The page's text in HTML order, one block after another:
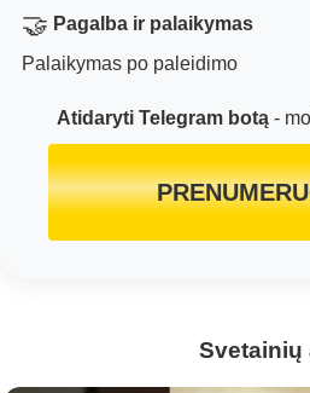
🤝 Pagalba ir palaikymas
Palaikymas po paleidimo
Atidaryti Telegram botą-
Svetainių